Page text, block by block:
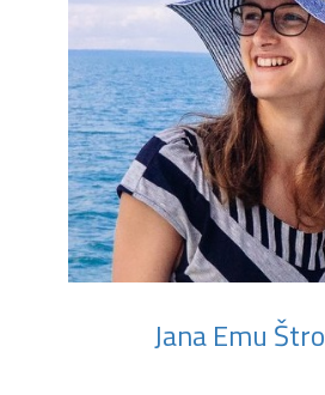
Jana Emu